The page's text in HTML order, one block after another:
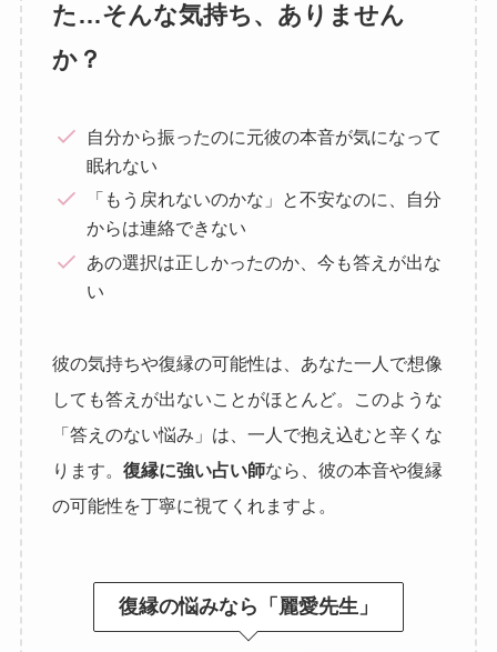
た…そんな気持ち、ありません
か？
自分から振ったのに元彼の本音が気になって
眠れない
「もう戻れないのかな」と不安なのに、自分
からは連絡できない
あの選択は正しかったのか、今も答えが出な
い
彼の気持ちや復縁の可能性は、あなた一人で想像
しても答えが出ないことがほとんど。
このような
「答えのない悩み」は、一人で抱え込むと辛くな
ります。 復縁に強い占い師なら、彼の本音や復縁
の可能性を丁寧に視てくれますよ。
復縁の悩みなら「麗愛先生」